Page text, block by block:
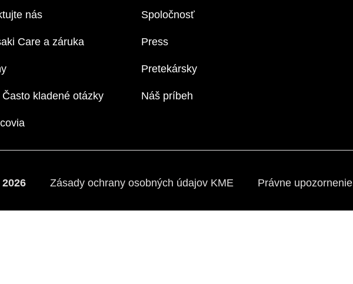
nás
Care a záruka
Často kladené otázky
Spoločnosť
Press
Pretekársky
Náš príbeh
Zásady ochrany osobných údajov KME Právne upozornenie